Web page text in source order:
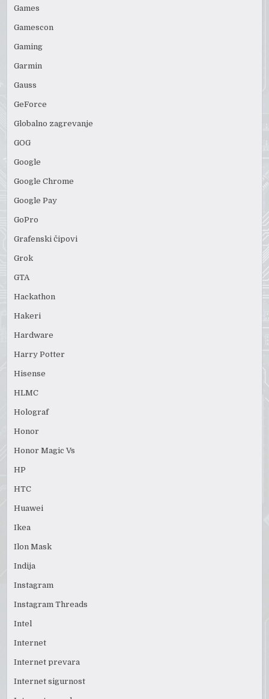
Games
Gamescon
Gaming
Garmin
Gauss
GeForce
Globalno zagrevanje
GOG
Google
Google Chrome
Google Pay
GoPro
Grafenski čipovi
Grok
GTA
Hackathon
Hakeri
Hardware
Harry Potter
Hisense
HLMC
Holograf
Honor
Honor Magic Vs
HP
HTC
Huawei
Ikea
Ilon Mask
Indija
Instagram
Instagram Threads
Intel
Internet
Internet prevara
Internet sigurnost